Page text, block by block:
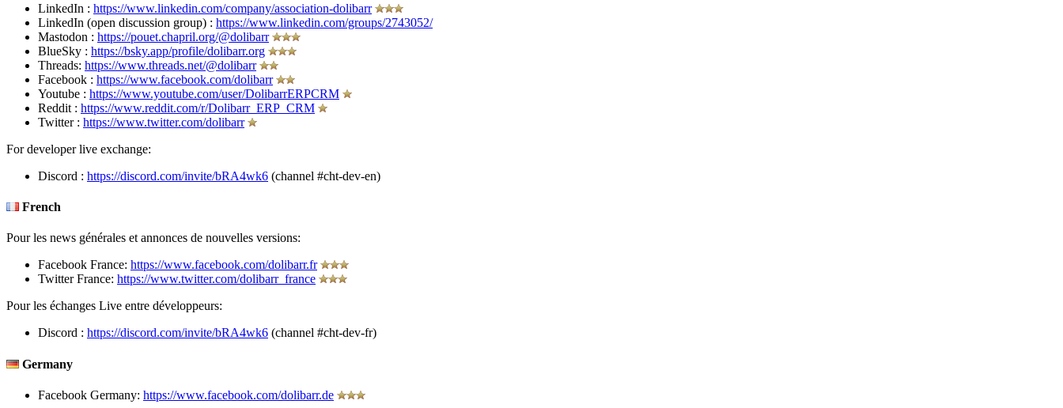
LinkedIn : https://www.linkedin.com/company/association-dolibarr
LinkedIn (open discussion group) : https://www.linkedin.com/groups/2743052/
Mastodon : https://pouet.chapril.org/@dolibarr
BlueSky : https://bsky.app/profile/dolibarr.org
Threads: https://www.threads.net/@dolibarr
Facebook : https://www.facebook.com/dolibarr
Youtube : https://www.youtube.com/user/DolibarrERPCRM
Reddit : https://www.reddit.com/r/Dolibarr_ERP_CRM
Twitter : https://www.twitter.com/dolibarr
For developer live exchange:
Discord : https://discord.com/invite/bRA4wk6 (channel #cht-dev-en)
French
Pour les news générales et annonces de nouvelles versions:
Facebook France: https://www.facebook.com/dolibarr.fr
Twitter France: https://www.twitter.com/dolibarr_france
Pour les échanges Live entre développeurs:
Discord : https://discord.com/invite/bRA4wk6 (channel #cht-dev-fr)
Germany
Facebook Germany: https://www.facebook.com/dolibarr.de